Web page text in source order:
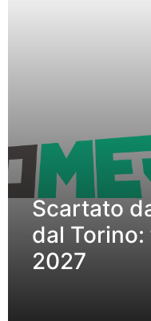
Scartato
dal
2027